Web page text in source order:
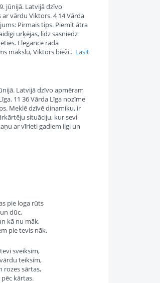
jūnijā. Latvijā dzīvo
vārdu Viktors. 4 14 Vārda
Pirmais tips. Piemīt ātra
urķējas, līdz sasniedz
Elegance rada
mākslu, Viktors bieži.. Lasīt
Latvijā dzīvo apmēram
11 36 Vārda Līga nozīme
Meklē dzīvē dinamiku, ir
situāciju, kur sevi
ar vīrieti gadiem ilgi un
pie loga rūts
dūc,
kā nu māk,
pie tevis nāk.
sveiksim,
teiksim,
rozes sārtas,
kārtas.